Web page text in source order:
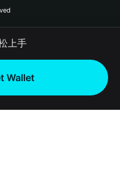
上手
Wallet